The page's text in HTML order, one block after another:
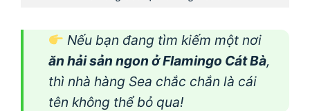
Nếu bạn đang tìm kiếm một nơi
ăn hải sản ngon ở Flamingo Cát Bà,
thì nhà hàng Sea chắc chắn là cái
tên không thể bỏ qua!